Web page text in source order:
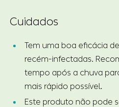
Cuidados
Tem uma boa eficácia
recém-infectadas.
tempo após a chuva
mais rápido possível.
Este produto não pode